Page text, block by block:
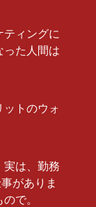
ティングに
った人間は
ットのウォ
実は、勤務
がありま
で。